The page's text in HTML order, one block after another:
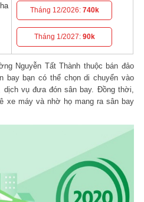
Tháng 12/2026: 740k
Tháng 1/2027: 90k
Nguyễn Tất Thành thuộc bán đảo
bay bạn có thể chọn di chuyển vào
vụ đưa đón sân bay. Đồng thời,
xe máy và nhờ họ mang ra sân bay